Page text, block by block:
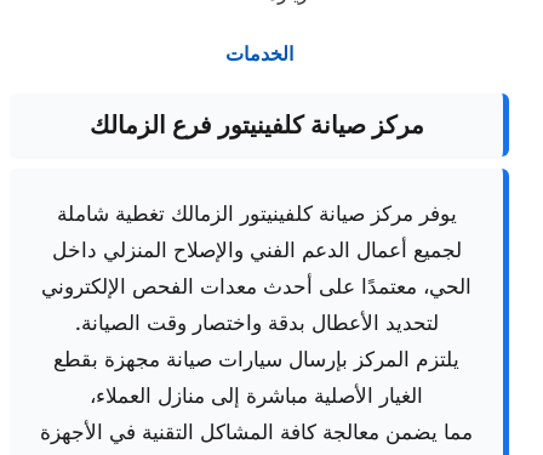
الخدمات
مركز صيانة كلفينيتور فرع الزمالك
يوفر مركز صيانة كلفينيتور الزمالك تغطية شاملة
لجميع أعمال الدعم الفني والإصلاح المنزلي داخل
الحي، معتمدًا على أحدث معدات الفحص الإلكتروني
لتحديد الأعطال بدقة واختصار وقت الصيانة.
يلتزم المركز بإرسال سيارات صيانة مجهزة بقطع
الغيار الأصلية مباشرة إلى منازل العملاء،
مما يضمن معالجة كافة المشاكل التقنية في الأجهزة